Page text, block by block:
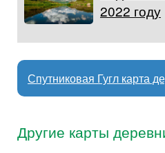
2022 году
Спутниковая Гугл карта
Другие карты